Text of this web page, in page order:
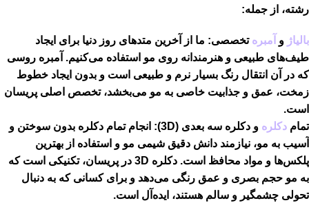
رشته، از جمله:
بالیاژ و آمبره تخصصی: ما از آخرین متدهای روز دنیا برای ایجاد
طیف‌های طبیعی و هنرمندانه روی مو استفاده می‌کنیم. آمبره روسی
که در آن انتقال رنگ بسیار نرم و طبیعی است و بدون ایجاد خطوط
زمخت، عمق و جذابیت خاصی به مو می‌بخشد، تخصص اصلی پریسان
است.
تمام دکلره و دکلره سه بعدی (3D):
انجام تمام دکلره بدون سوختن و
آسیب به مو، نیازمند دانش دقیق شیمی مو و استفاده از بهترین
پلکس‌ها و مواد محافظ است. دکلره 3D در پریسان، تکنیکی است که
به مو حجم بصری و عمق رنگی می‌دهد و برای کسانی که به دنبال
تحولی چشمگیر و سالم هستند، ایده‌آل است.